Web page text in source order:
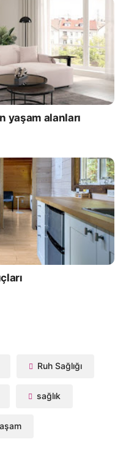
yaşam alanları
Ruh Sağlığı
sağlık